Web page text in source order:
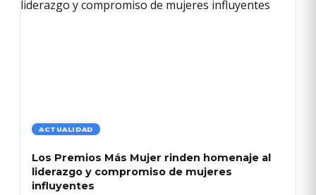
ACTUALIDAD
Los Premios Más Mujer rinden homenaje al
liderazgo y compromiso de mujeres
influyentes